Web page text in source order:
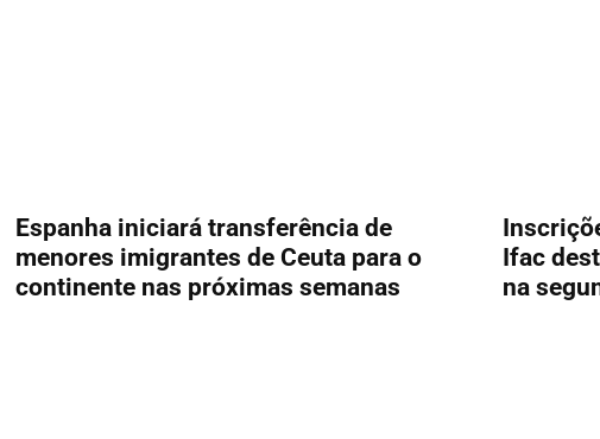
Espanha iniciará transferência de
menores imigrantes de Ceuta para o
continente nas próximas semanas
Ifac
na